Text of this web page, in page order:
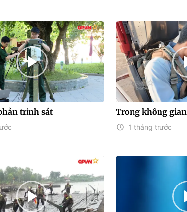
trinh sát Trong không
1 tháng trước